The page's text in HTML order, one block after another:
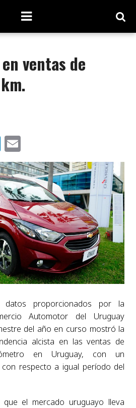
ventas de
LinkedIn
Email
proporcionados por la
Automotor del Uruguay
del año en curso mostró la
alcista en las ventas de
en Uruguay, con un
respecto a igual período del
que el mercado uruguayo lleva